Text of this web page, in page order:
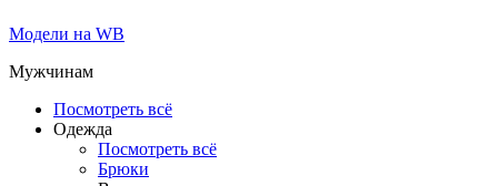
Модели на WB
Мужчинам
Посмотреть всё
Одежда
Посмотреть всё
Брюки